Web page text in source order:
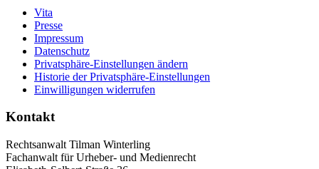
Vita
Presse
Impressum
Datenschutz
Privatsphäre-Einstellungen ändern
Historie der Privatsphäre-Einstellungen
Einwilligungen widerrufen
Kontakt
Rechtsanwalt Tilman Winterling
Fachanwalt für Urheber- und Medienrecht